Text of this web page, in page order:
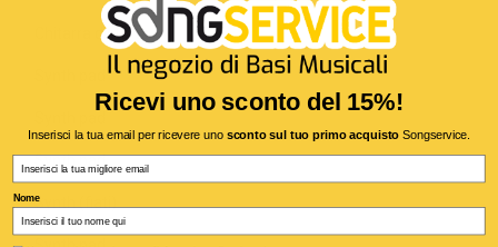
Chitarra distorta
Synth pad
Synth (fiati)
Ricevi uno sconto del 15%!
Inserisci la tua email per ricevere uno sconto sul tuo primo acquistoSongservice.
Nome